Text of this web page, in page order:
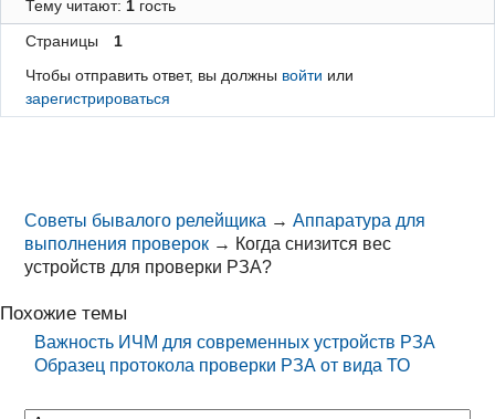
Тему читают: 1гость
Страницы
1
Чтобы отправить ответ, вы должны войти или
зарегистрироваться
Советы бывалого релейщика →Аппаратура для
выполнения проверок → Когда снизится вес
устройств для проверки РЗА?
Похожие темы
Важность ИЧМ для современных устройств РЗА
Образец протокола проверки РЗА от вида ТО